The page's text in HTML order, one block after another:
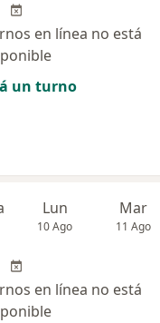
en línea no está
un turno
Lun
10 Ago
Mar
11 Ago
en línea no está